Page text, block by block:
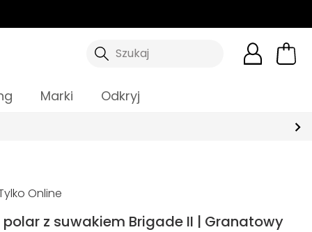
Szukaj
Marki Odkryj
Online
polar z suwakiem Brigade II | Granatowy